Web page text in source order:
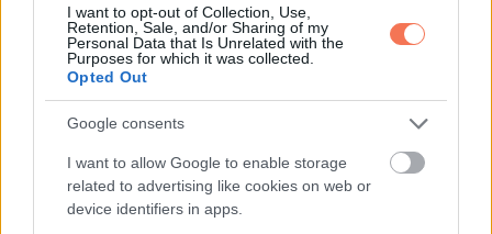
I want to opt-out of Collection, Use,
Retention, Sale, and/or Sharing of my
Personal Data that Is Unrelated with the
Purposes for which it was collected.
Opted Out
Google consents
I want to allow Google to enable storage
related to advertising like cookies on web or
device identifiers in apps.
Szeptember egyben a megújulás hónapja is lehet. A
Skorpiók számára ez ideális időszak a régi, nem működő
után gördítesz lejjebb!